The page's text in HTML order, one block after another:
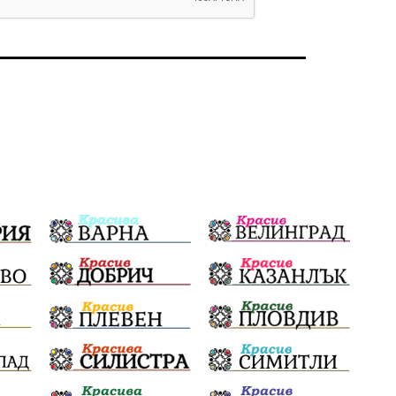
София Софийски общински съвет
катастрофа Любов
съвет Величие
Образование Борисов